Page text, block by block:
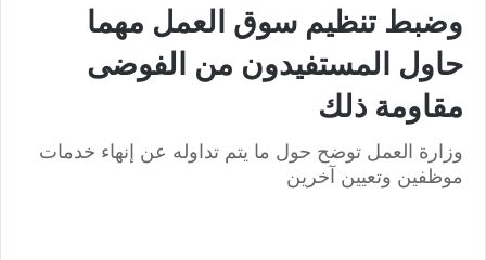
وضبط تنظيم سوق العمل مهما
حاول المستفيدون من الفوضى
مقاومة ذلك
وزارة العمل توضح حول ما يتم تداوله عن إنهاء خدمات
موظفين وتعيين آخرين